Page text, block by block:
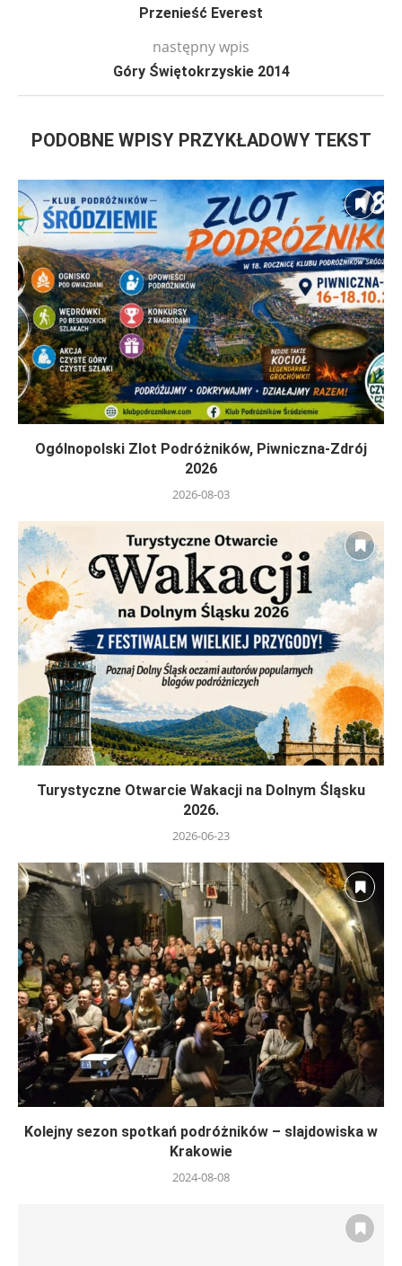
Przenieść Everest
następny wpis
Góry Świętokrzyskie 2014
PODOBNE WPISY PRZYKŁADOWY TEKST
Ogólnopolski Zlot Podróżników, Piwniczna-Zdrój
2026
2026-08-03
Turystyczne Otwarcie Wakacji na Dolnym Śląsku
2026.
2026-06-23
Kolejny sezon spotkań podróżników – slajdowiska w
Krakowie
2024-08-08